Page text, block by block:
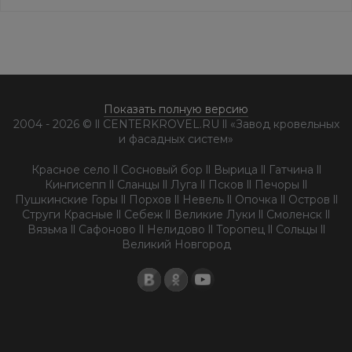
Показать полную версию
2004 - 2026 © ll CENTERKROVEL.RU ll «Завод кровельных
и фасадных систем»
Красное село ll Сосновый бор ll Вырица ll Гатчина ll
Кингисепп ll Сланцы ll Луга ll Псков ll Печоры ll
Пушкинские Горы ll Порхов ll Невель ll Опочка ll Остров ll
Струги Красные ll Себеж ll Великие Луки ll Смоленск ll
Вязьма ll Сафоново ll Нелидово ll Торопец ll Сольцы ll
Великий Новгород